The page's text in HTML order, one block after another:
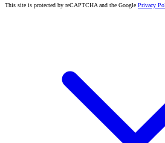
This site is protected by reCAPTCHA and the Google Privacy